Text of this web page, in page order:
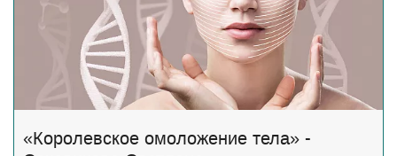
«Королевское омоложение тела» -